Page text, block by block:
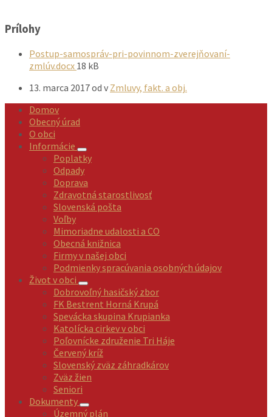
Prílohy
Postup-samospráv-pri-povinnom-zverejňovaní-
zmlúv.docx Veľkosť
18 kB
13. marca 2017od v Zmluvy, fakt. a obj.
Domov
Obecný úrad
O obci
Informácie
Poplatky
Odpady
Doprava
Zdravotná starostlivosť
Slovenská pošta
Voľby
Mimoriadne udalosti a CO
Obecná knižnica
Firmy v našej obci
Podmienky spracúvania osobných údajov
Život v obci
Dobrovoľný hasičský zbor
FK Bestrent Horná Krupá
Spevácka skupina Krupianka
Katolícka cirkev v obci
Poľovnícke združenie Tri Háje
Červený kríž
Slovenský zväz záhradkárov
Zväz žien
Seniori
Dokumenty
Územný plán